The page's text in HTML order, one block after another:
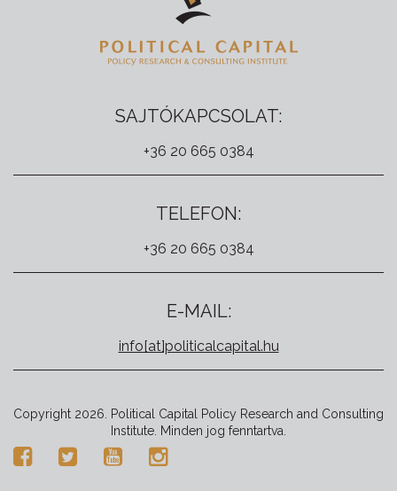
SAJTÓKAPCSOLAT:
+36 20 665 0384
TELEFON:
+36 20 665 0384
E-MAIL:
info[at]politicalcapital.hu
Copyright 2026. Political Capital Policy Research and Consulting
Institute. Minden jog fenntartva.